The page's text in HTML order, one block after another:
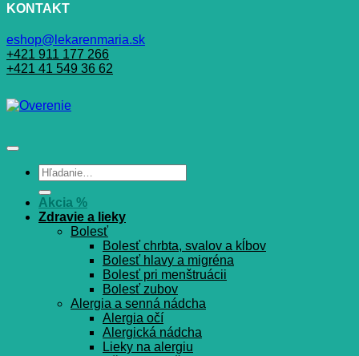
KONTAKT
eshop@lekarenmaria.sk
+421 911 177 266
+421 41 549 36 62
Hľadať:
Akcia %
Zdravie a lieky
Bolesť
Bolesť chrbta, svalov a kĺbov
Bolesť hlavy a migréna
Bolesť pri menštruácii
Bolesť zubov
Alergia a senná nádcha
Alergia očí
Alergická nádcha
Lieky na alergiu